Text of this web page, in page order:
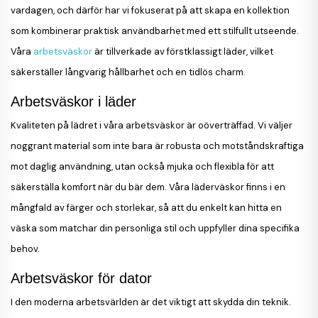
vardagen, och därför har vi fokuserat på att skapa en kollektion
som kombinerar praktisk användbarhet med ett stilfullt utseende.
Våra arbetsväskor är tillverkade av förstklassigt läder, vilket
säkerställer långvarig hållbarhet och en tidlös charm.
Arbetsväskor i läder
Kvaliteten på lädret i våra arbetsväskor är oöverträffad. Vi väljer
noggrant material som inte bara är robusta och motståndskraftiga
mot daglig användning, utan också mjuka och flexibla för att
säkerställa komfort när du bär dem. Våra läderväskor finns i en
mångfald av färger och storlekar, så att du enkelt kan hitta en
väska som matchar din personliga stil och uppfyller dina specifika
behov.
Arbetsväskor för dator
I den moderna arbetsvärlden är det viktigt att skydda din teknik.